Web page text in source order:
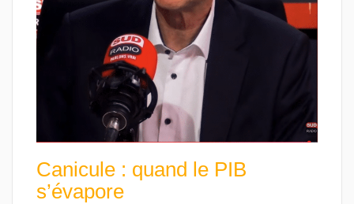
Canicule : quand le PIB
s’évapore